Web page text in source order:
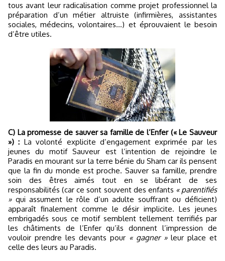
tous avant leur radicalisation comme projet professionnel la
préparation d’un métier altruiste (infirmières, assistantes
sociales, médecins, volontaires...) et éprouvaient le besoin
d’être utiles.
C) La promesse de sauver sa famille de l’Enfer (« Le Sauveur
») : La volonté explicite d’engagement exprimée par les
jeunes du motif Sauveur est l’intention de rejoindre le
Paradis en mourant sur la terre bénie du Sham car ils pensent
que la fin du monde est proche. Sauver sa famille, prendre
soin des êtres aimés tout en se libérant de ses
responsabilités (car ce sont souvent des enfants « parentifiés
»qui assument le rôle d’un adulte souffrant ou déficient)
apparaît finalement comme le désir implicite. Les jeunes
embrigadés sous ce motif semblent tellement terrifiés par
les châtiments de l’Enfer qu’ils donnent l’impression de
vouloir prendre les devants pour « gagner »leur place et
celle des leurs au Paradis.